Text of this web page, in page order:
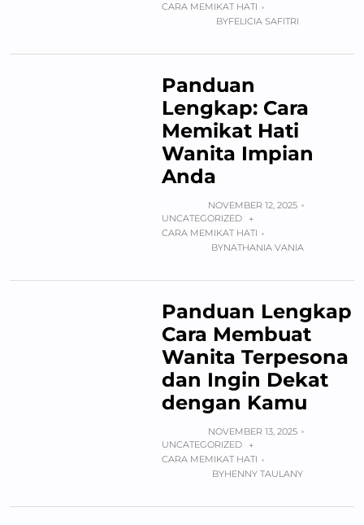
CARA MEMIKAT HATI
BYFELICIA SAFITRI
Panduan
Lengkap: Cara
Memikat Hati
Wanita Impian
Anda
NOVEMBER 12, 2025
UNCATEGORIZED
+
CARA MEMIKAT HATI
BYNATHANIA VANIA
Panduan Lengkap
Cara Membuat
Wanita Terpesona
dan Ingin Dekat
dengan Kamu
NOVEMBER 13, 2025
UNCATEGORIZED
+
CARA MEMIKAT HATI
BYHENNY TAULANY